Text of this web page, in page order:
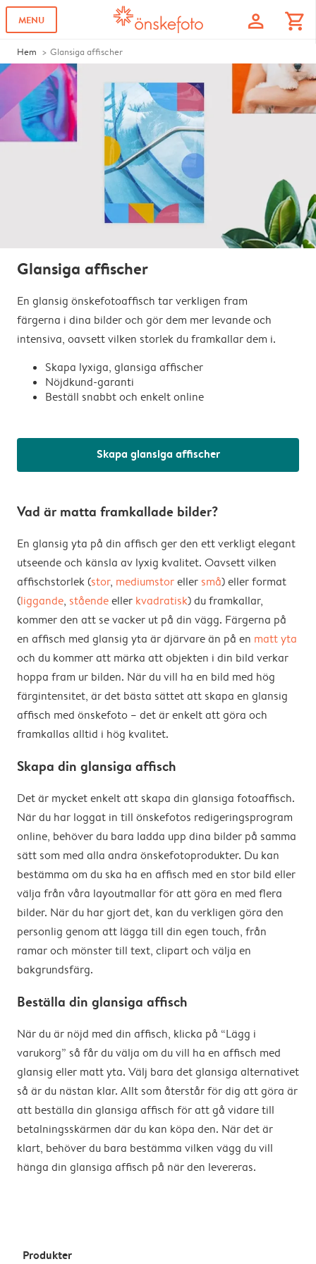
MENU profile shopping_cart
Hem Glansiga affischer
Glansiga affischer
En glansig önskefotoaffisch tar verkligen fram
färgerna i dina bilder och gör dem mer levande och
intensiva, oavsett vilken storlek du framkallar dem i.
Skapa lyxiga, glansiga affischer
Nöjdkund-garanti
Beställ snabbt och enkelt online
Skapa glansiga affischer
Vad är matta framkallade bilder?
En glansig yta på din affisch ger den ett verkligt elegant
utseende och känsla av lyxig kvalitet. Oavsett vilken
affischstorlek (stor, mediumstoreller små) eller format
(liggande, ståendeeller kvadratisk) du framkallar,
kommer den att se vacker ut på din vägg. Färgerna på
en affisch med glansig yta är djärvare än på en matt yta
och du kommer att märka att objekten i din bild verkar
hoppa fram ur bilden. När du vill ha en bild med hög
färgintensitet, är det bästa sättet att skapa en glansig
affisch med önskefoto – det är enkelt att göra och
framkallas alltid i hög kvalitet.
Skapa din glansiga affisch
Det är mycket enkelt att skapa din glansiga fotoaffisch.
När du har loggat in till önskefotos redigeringsprogram
online, behöver du bara ladda upp dina bilder på samma
sätt som med alla andra önskefotoprodukter. Du kan
bestämma om du ska ha en affisch med en stor bild eller
välja från våra layoutmallar för att göra en med flera
bilder. När du har gjort det, kan du verkligen göra den
personlig genom att lägga till din egen touch, från
ramar och mönster till text, clipart och välja en
bakgrundsfärg.
Beställa din glansiga affisch
När du är nöjd med din affisch, klicka på “Lägg i
varukorg” så får du välja om du vill ha en affisch med
glansig eller matt yta. Välj bara det glansiga alternativet
så är du nästan klar. Allt som återstår för dig att göra är
att beställa din glansiga affisch för att gå vidare till
betalningsskärmen där du kan köpa den. När det är
klart, behöver du bara bestämma vilken vägg du vill
hänga din glansiga affisch på när den levereras.
Produkter